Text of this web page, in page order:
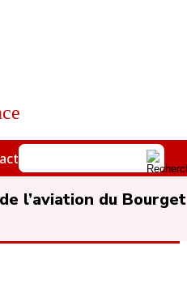
l’aviation du Bourget